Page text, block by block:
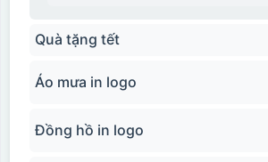
Quà tặng tết
Áo mưa in logo
Đồng hồ in logo